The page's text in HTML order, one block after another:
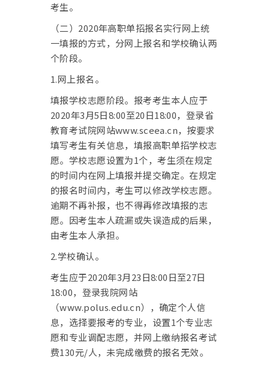
考生。
（二） 2020年高职单招报名实行网上统
一填报的方式，分网上报名和学校确认两
个阶段。
1.网上报名。
填报学校志愿阶段。报考考生本人应于
2020年3月5日8:00至20日18:00，登录省
教育考试院网站www.sceea.cn，按要求
填写考生有关信息，填报高职单招学校志
愿。学校志愿设置为1个，考生须在规定
的时间内在网上填报并提交确定。在规定
的报名时间内，考生可以修改学校志愿。
逾期不再补报，也不得再修改填报的志
愿。因考生本人疏漏或失误造成的后果，
由考生本人承担。
2.学校确认。
考生应于2020年3月23日8:00日至27日
18:00，登录我院网站
（www.polus.edu.cn），确定个人信
息，选择要报考的专业，设置1个专业志
愿和专业调配志愿，并网上缴纳报名考试
费130元/人，未完成缴费的报名无效。